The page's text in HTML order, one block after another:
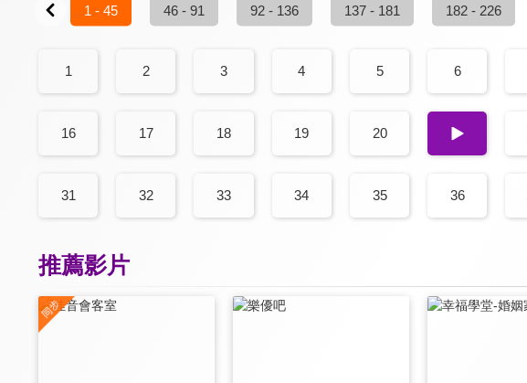
1 - 45 46 - 91 92 - 136 137 - 181 182 - 226
1 2 3 4 5 6
16 17 18 19 20 21
31 32 33 34 35 36
推薦影片